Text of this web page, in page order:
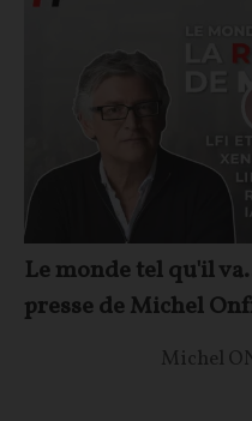
Le monde tel qu'il
presse de Michel
Michel